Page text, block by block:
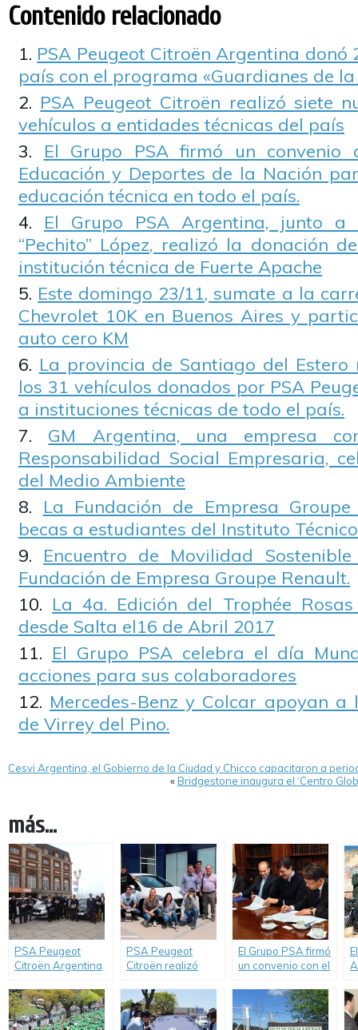
Contenido relacionado
PSA Peugeot Citroën Argentina donó
país con el programa «Guardianes de la
PSA Peugeot Citroën realizó siete
vehículos a entidades técnicas del país
El Grupo PSA firmó un convenio
Educación y Deportes de la Nación
educación técnica en todo el país.
El Grupo PSA Argentina, junto
“Pechito” López, realizó la donación
institución técnica de Fuerte Apache
Este domingo 23/11, sumate a la
Chevrolet 10K en Buenos Aires y
auto cero KM
La provincia de Santiago del
los 31 vehículos donados por PSA
a instituciones técnicas de todo el país.
GM Argentina, una empresa
Responsabilidad Social Empresaria,
del Medio Ambiente
La Fundación de Empresa
becas a estudiantes del Instituto
Encuentro de Movilidad
Fundación de Empresa Groupe Renault.
La 4a. Edición del Trophée
desde Salta el16 de Abril 2017
El Grupo PSA celebra el día
acciones para sus colaboradores
Mercedes-Benz y Colcar apoyan
de Virrey del Pino.
Cesvi Argentina, el Gobierno de la Ciudad y Chicco capacitaron a
«Bridgestone inaugura el ‘Centro
más...
PSA Peugeot
Citroën Argentina
a todo el país con
el programa
«Guardianes de la
PSA Peugeot
Citroën realizó
donaciones de
vehículos a
entidades técnicas
El Grupo PSA firmó
un convenio con el
Educación y
Deportes de la
Nación para el